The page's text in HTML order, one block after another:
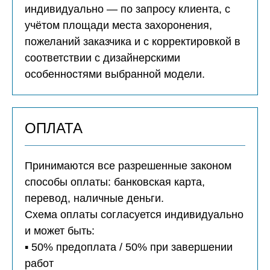
индивидуально — по запросу клиента, с
учётом площади места захоронения,
пожеланий заказчика и с корректировкой в
соответствии с дизайнерскими
особенностями выбранной модели.
ОПЛАТА
Принимаются все разрешенные законом
способы оплаты: банковская карта,
перевод, наличные деньги.
Схема оплаты согласуется индивидуально
и может быть:
▪️ 50% предоплата / 50% при завершении
работ